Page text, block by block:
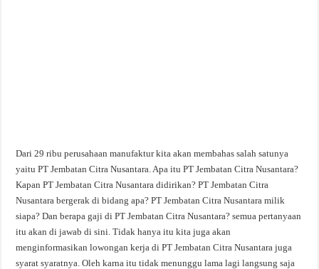
Dari 29 ribu perusahaan manufaktur kita akan membahas salah satunya
yaitu PT Jembatan Citra Nusantara. Apa itu PT Jembatan Citra Nusantara?
Kapan PT Jembatan Citra Nusantara didirikan? PT Jembatan Citra
Nusantara bergerak di bidang apa? PT Jembatan Citra Nusantara milik
siapa? Dan berapa gaji di PT Jembatan Citra Nusantara? semua pertanyaan
itu akan di jawab di sini. Tidak hanya itu kita juga akan
menginformasikan lowongan kerja di PT Jembatan Citra Nusantara juga
syarat syaratnya. Oleh karna itu tidak menunggu lama lagi langsung saja